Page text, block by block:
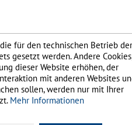
für den technischen Betrieb der
gesetzt werden. Andere
dieser Website erhöhen, der
mit anderen Websites
sollen, werden nur mit Ihrer
Mehr Informationen